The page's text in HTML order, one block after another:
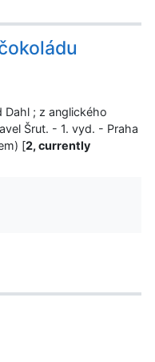
Dahl ; z anglického
Šrut. - 1. vyd. - Praha
[2, currently